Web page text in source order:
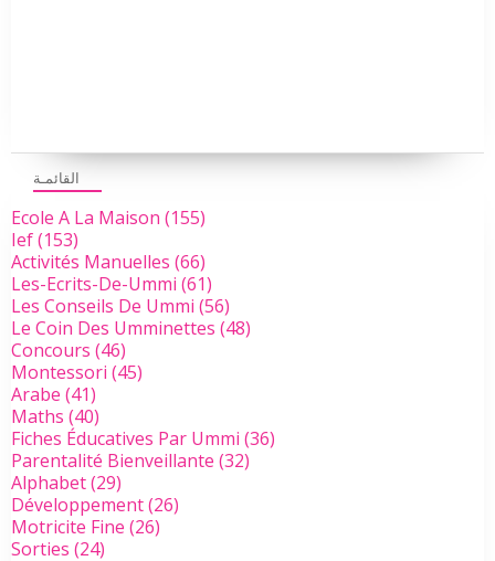
القائمـة
Ecole A La Maison (155)
Ief(153)
Activités Manuelles (66)
Les-Ecrits-De-Ummi (61)
Les Conseils De Ummi (56)
Le Coin Des Umminettes (48)
Concours (46)
Montessori (45)
Arabe (41)
Maths (40)
Fiches Éducatives Par Ummi (36)
Parentalité Bienveillante (32)
Alphabet(29)
Développement(26)
Motricite Fine (26)
Sorties (24)